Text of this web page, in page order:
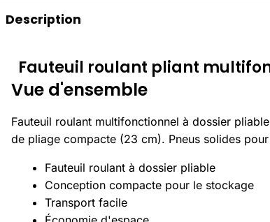
Description
Fauteuil roulant pliant
Vue d'ensemble
Fauteuil roulant multifonctionnel à dossier
de pliage compacte (23 cm). Pneus solides
Fauteuil roulant à dossier pliable
Conception compacte pour le stockage
Transport facile